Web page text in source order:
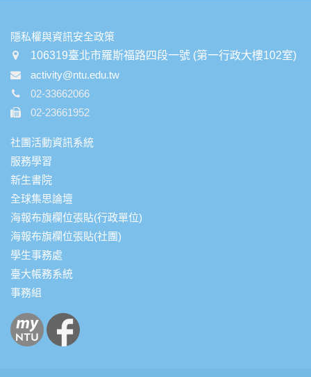
:::
隱私權與資訊安全政策
106319臺北市羅斯福路四段一號 (第一行政大樓102室)
activity@ntu.edu.tw
02-33662066
02-23661952
社團活動資訊系統
服務學習
新生書院
全球集思論壇
海報布旗欄位張貼(行政單位)
海報布旗欄位張貼(社團)
學生事務處
臺大帳務系統
事務組